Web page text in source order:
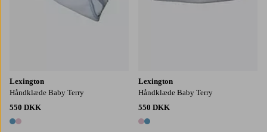
Lexington
Håndklæde Baby Terry
550 DKK
2 farver
Lexington
Håndklæde Baby Terry
550 DKK
2 farver